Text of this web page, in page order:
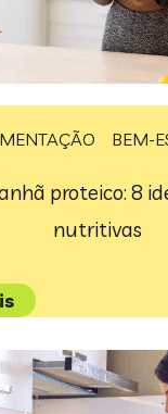
BEM-
proteico: 8
nutritivas